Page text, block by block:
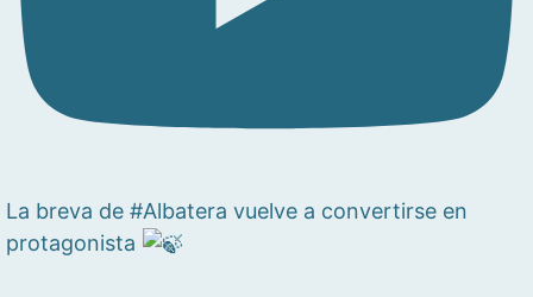
La breva de #Albatera vuelve a convertirse en
protagonista